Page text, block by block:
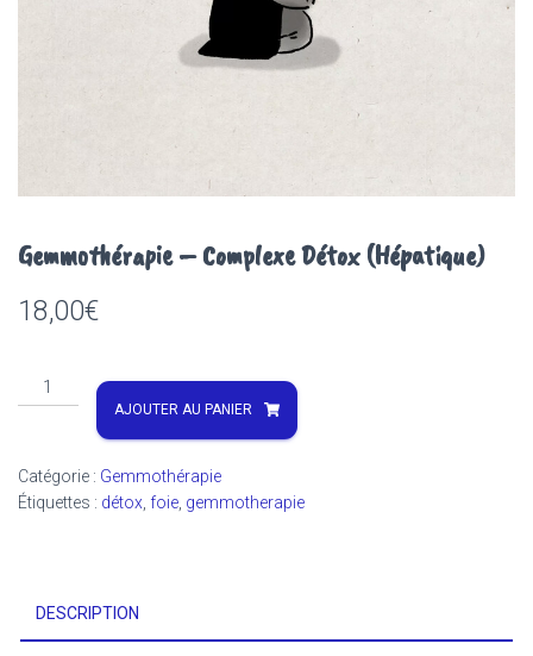
Gemmothérapie – Complexe Détox (Hépatique)
18,00€
quantité
de
Gemmothérapie
Complexe
Détox
AJOUTER AU PANIER
Catégorie : Gemmothérapie
Étiquettes : détox foie gemmotherapie
DESCRIPTION